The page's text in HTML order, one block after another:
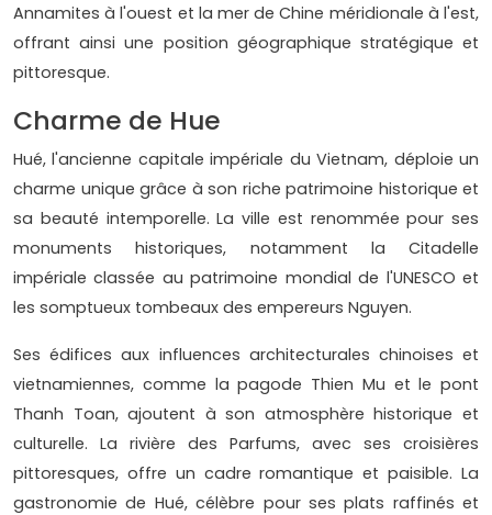
Annamites à l'ouest et la mer de Chine méridionale à l'est,
offrant ainsi une position géographique stratégique et
pittoresque.
Charme de Hue
Hué, l'ancienne capitale impériale du Vietnam, déploie un
charme unique grâce à son riche patrimoine historique et
sa beauté intemporelle. La ville est renommée pour ses
monuments historiques, notamment la Citadelle
impériale classée au patrimoine mondial de l'UNESCO et
les somptueux tombeaux des empereurs Nguyen.
Ses édifices aux influences architecturales chinoises et
vietnamiennes, comme la pagode Thien Mu et le pont
Thanh Toan, ajoutent à son atmosphère historique et
culturelle. La rivière des Parfums, avec ses croisières
pittoresques, offre un cadre romantique et paisible. La
gastronomie de Hué, célèbre pour ses plats raffinés et